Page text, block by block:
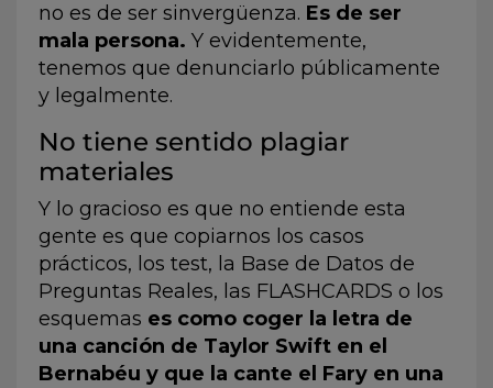
no es de ser sinvergüenza. Es de ser
mala persona. Y evidentemente,
tenemos que denunciarlo públicamente
y legalmente.
No tiene sentido plagiar
materiales
Y lo gracioso es que no entiende esta
gente es que copiarnos los casos
prácticos, los test, la Base de Datos de
Preguntas Reales, las FLASHCARDS o los
esquemas es como coger la letra de
una canción de Taylor Swift en el
Bernabéu y que la cante el Fary en una